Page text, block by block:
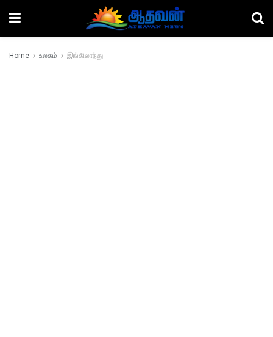
Home உலகம் இங்கிலாந்து